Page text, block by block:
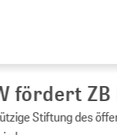
ZB MED
öffentlichen